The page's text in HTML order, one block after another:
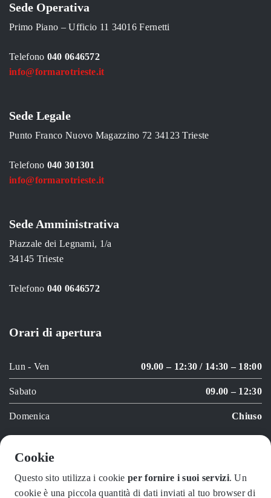
Sede Operativa
Primo Piano – Ufficio 11 34016 Fernetti
Telefono 040 0646572
info@formarotrieste.it
Sede Legale
Punto Franco Nuovo Magazzino 72 34123 Trieste
Telefono 040 301301
info@formarotrieste.it
Sede Amministrativa
Piazzale dei Legnami, 1/a
34145 Trieste
Telefono 040 0646572
Orari di apertura
Lun - Ven 09.00 – 12:30 / 14:30 – 18:00
Sabato 09.00 – 12:30
Domenica Chiuso
01179470321
Cookie
Questo sito utilizza i cookie per fornire i suoi servizi. Un
cookie è una piccola quantità di dati inviati al tuo browser di